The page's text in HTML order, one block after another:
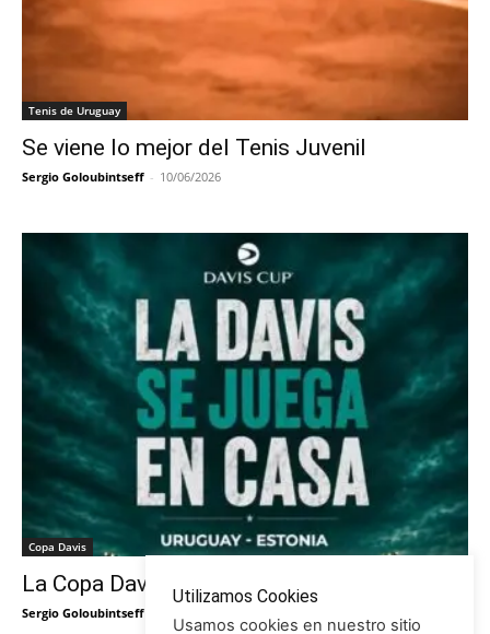
Tenis de Uruguay
Se viene lo mejor del Tenis Juvenil
Sergio Goloubintseff - 10/06/2026
Copa Davis
La Copa Davis vuelve al Círculo
Sergio Goloubintseff
Utilizamos Cookies
Usamos cookies en nuestro sitio